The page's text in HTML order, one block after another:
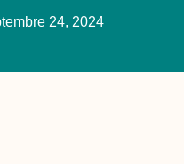
24, 2024